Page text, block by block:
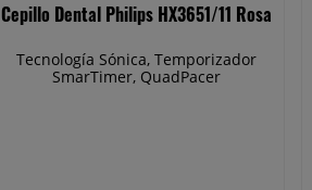
Cepillo Dental Philips HX3651/11 Rosa
Tecnología Sónica, Temporizador
SmarTimer, QuadPacer